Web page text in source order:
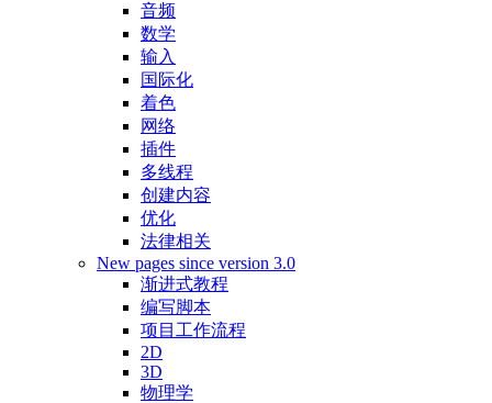
音频
数学
输入
国际化
着色
网络
插件
多线程
创建内容
优化
法律相关
New pages since version 3.0
渐进式教程
编写脚本
项目工作流程
2D
3D
物理学